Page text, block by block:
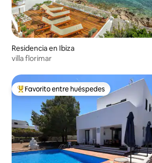
Residencia en Ibiza
villa florimar
De los mejores en Favorito entre huéspedes
Favorito entre huéspedes